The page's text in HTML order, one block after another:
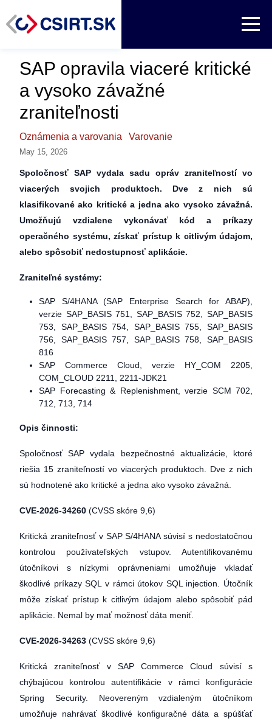
SAP opravila viaceré kritické
a vysoko závažné
zraniteľnosti
Oznámenia a varovania Varovanie
May 15, 2026
Spoločnosť SAP vydala sadu opráv zraniteľností vo
viacerých svojich produktoch. Dve z nich sú
klasifikované ako kritické a jedna ako vysoko závažná.
Umožňujú vzdialene vykonávať kód a príkazy
operačného systému, získať prístup k citlivým údajom,
alebo spôsobiť nedostupnosť aplikácie.
Zraniteľné systémy:
SAP S/4HANA (SAP Enterprise Search for ABAP),
verzie SAP_BASIS 751, SAP_BASIS 752, SAP_BASIS
753, SAP_BASIS 754, SAP_BASIS 755, SAP_BASIS
756, SAP_BASIS 757, SAP_BASIS 758, SAP_BASIS
816
SAP Commerce Cloud, verzie HY_COM 2205,
COM_CLOUD 2211, 2211-JDK21
SAP Forecasting & Replenishment, verzie SCM 702,
712, 713, 714
Opis činnosti:
Spoločnosť SAP vydala bezpečnostné aktualizácie, ktoré
riešia 15 zraniteľností vo viacerých produktoch. Dve z nich
sú hodnotené ako kritické a jedna ako vysoko závažná.
CVE-2026-34260 (CVSS skóre 9,6)
Kritická zraniteľnosť v SAP S/4HANA súvisí s nedostatočnou
kontrolou používateľských vstupov. Autentifikovanému
útočníkovi s nízkymi oprávneniami umožňuje vkladať
škodlivé príkazy SQL v rámci útokov SQL injection. Útočník
môže získať prístup k citlivým údajom alebo spôsobiť pád
aplikácie. Nemal by mať možnosť dáta meniť.
CVE-2026-34263 (CVSS skóre 9,6)
Kritická zraniteľnosť v SAP Commerce Cloud súvisí s
chýbajúcou kontrolou autentifikácie v rámci konfigurácie
Spring Security. Neovereným vzdialeným útočníkom
umožňuje nahrávať škodlivé konfiguračné dáta a spúšťať